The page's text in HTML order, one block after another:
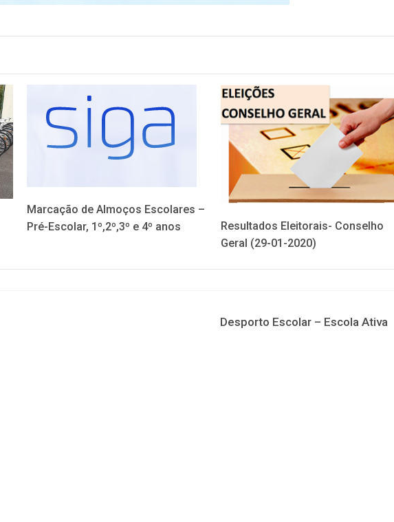
Marcação de Almoços Escolares –
Pré-Escolar, 1º,2º,3º e 4º anos
Resultados Eleitorais- Conselho
Geral (29-01-2020)
Desporto Escolar – Escola Ativa